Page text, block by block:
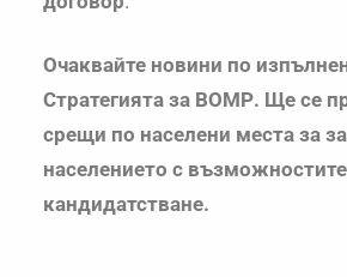
Очаквайте новини по
Стратегията за ВОМР. Ще се
срещи по населени места за
населението с
кандидатстване.